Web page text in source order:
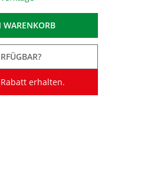
WARENKORB
erhalten.